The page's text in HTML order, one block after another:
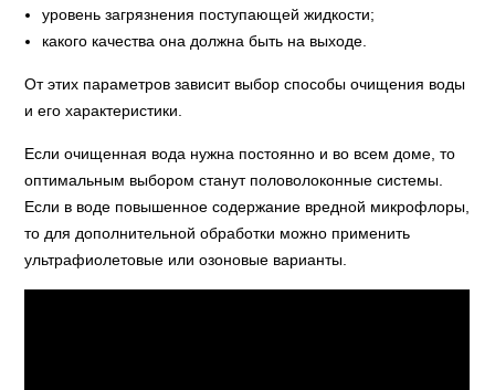
уровень загрязнения поступающей жидкости;
какого качества она должна быть на выходе.
От этих параметров зависит выбор способы очищения воды
и его характеристики.
Если очищенная вода нужна постоянно и во всем доме, то
оптимальным выбором станут половолоконные системы.
Если в воде повышенное содержание вредной микрофлоры,
то для дополнительной обработки можно применить
ультрафиолетовые или озоновые варианты.